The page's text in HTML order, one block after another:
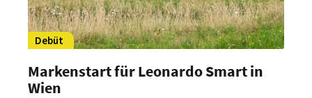
Debüt
Markenstart für Leonardo Smart in
Wien